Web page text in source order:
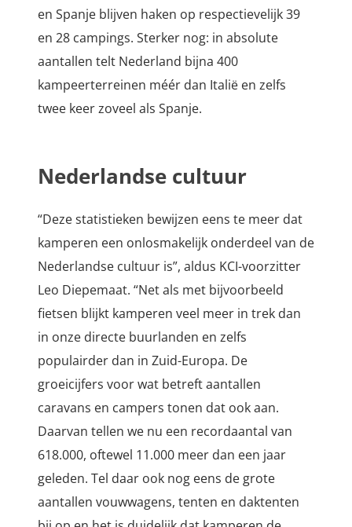
en Spanje blijven haken op respectievelijk 39
en 28 campings. Sterker nog: in absolute
aantallen telt Nederland bijna 400
kampeerterreinen méér dan Italië en zelfs
twee keer zoveel als Spanje.
Nederlandse cultuur
“Deze statistieken bewijzen eens te meer dat
kamperen een onlosmakelijk onderdeel van de
Nederlandse cultuur is”, aldus KCI-voorzitter
Leo Diepemaat. “Net als met bijvoorbeeld
fietsen blijkt kamperen veel meer in trek dan
in onze directe buurlanden en zelfs
populairder dan in Zuid-Europa. De
groeicijfers voor wat betreft aantallen
caravans en campers tonen dat ook aan.
Daarvan tellen we nu een recordaantal van
618.000, oftewel 11.000 meer dan een jaar
geleden. Tel daar ook nog eens de grote
aantallen vouwwagens, tenten en daktenten